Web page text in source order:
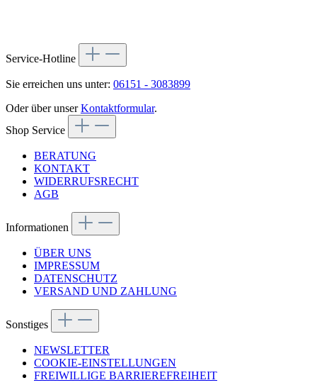
Service-Hotline
Sie erreichen uns unter: 06151 - 3083899
Oder über unserKontaktformular.
Shop Service
BERATUNG
KONTAKT
WIDERRUFSRECHT
AGB
Informationen
ÜBER UNS
IMPRESSUM
DATENSCHUTZ
VERSAND UND ZAHLUNG
Sonstiges
NEWSLETTER
COOKIE-EINSTELLUNGEN
FREIWILLIGE BARRIEREFREIHEIT